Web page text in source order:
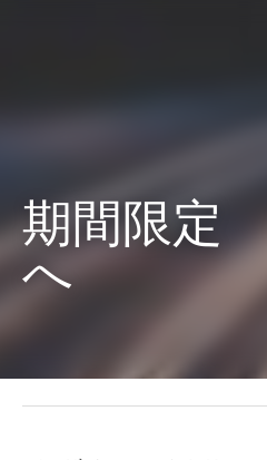
期間限定
へ